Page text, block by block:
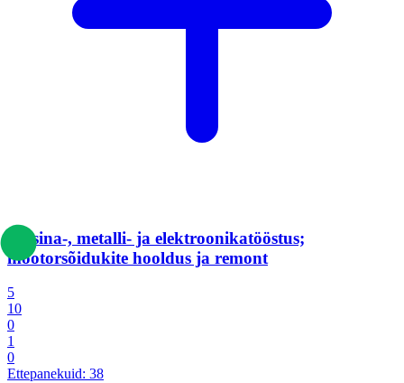
Masina-, metalli- ja elektroonikatööstus;
mootorsõidukite hooldus ja remont
5
10
0
1
0
Ettepanekuid: 38